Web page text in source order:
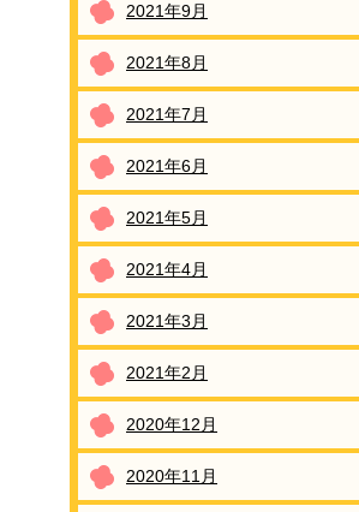
2021年9月
2021年8月
2021年7月
2021年6月
2021年5月
2021年4月
2021年3月
2021年2月
2020年12月
2020年11月